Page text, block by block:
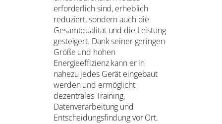
erforderlich sind, erheblich
reduziert, sondern auch die
Gesamtqualität und die Leistung
gesteigert. Dank seiner geringen
Größe und hohen
Energieeffizienz kann er in
nahezu jedes Gerät eingebaut
werden und ermöglicht
dezentrales Training,
Datenverarbeitung und
Entscheidungsfindung vor Ort.